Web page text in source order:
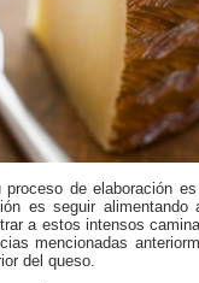
proceso de elaboración
es seguir
a estos intensos
mencionadas
del queso.